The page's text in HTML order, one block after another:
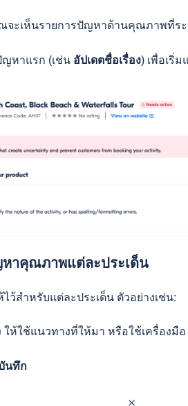
จะเห็นรายการปัญหาด้านคุณภาพที่ร
ญหาแรก (เช่น อัปเดตชื่อเรื่อง) เพื่อเริ่ม
าคุณภาพแต่ละประเด็น
สำหรับแต่ละประเด็น ตัวอย่างเช่น:
ให้ใช้แนวทางที่ให้มา หรือใช้เครื่องมือ
นทึก